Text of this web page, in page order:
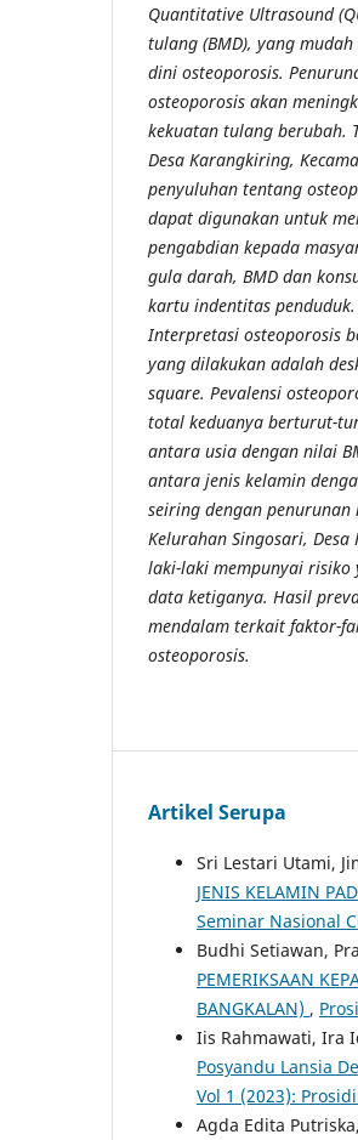
Quantitative Ultrasound
tulang (BMD), yang
dini osteoporosis.
osteoporosis akan
kekuatan tulang berubah.
Desa Karangkiring,
penyuluhan tentang
dapat digunakan untuk
pengabdian kepada
gula darah, BMD dan
kartu indentitas
Interpretasi osteoporosis
yang dilakukan adalah
square. Pevalensi
total keduanya berturut-
antara usia dengan nilai
antara jenis kelamin
seiring dengan
Kelurahan Singosari,
laki-laki mempunyai risiko
data ketiganya. Hasil
mendalam terkait faktor-
osteoporosis.
Artikel Serupa
Sri Lestari Utami,
JENIS KELAMIN
Seminar Nasional
Budhi Setiawan,
PEMERIKSAAN
BANGKALAN) ,
Iis Rahmawati, Ira
Posyandu Lansia
Vol 1 (2023):
Agda Edita